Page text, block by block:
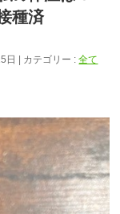
種済
日 カテゴリー :全て